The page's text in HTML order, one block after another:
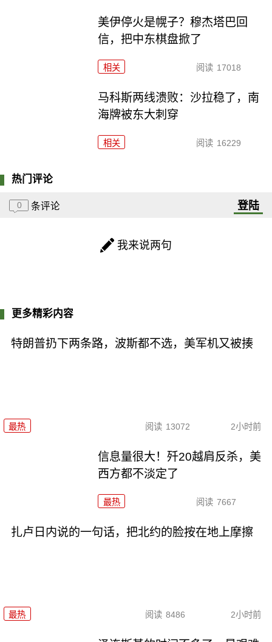
美伊停火是幌子？穆杰塔巴回
信，把中东棋盘掀了
相关 阅读 17018
马科斯两线溃败：沙拉稳了，南
海牌被东大刺穿
相关 阅读 16229
热门评论
0 条评论 登陆
我来说两句
更多精彩内容
特朗普扔下两条路，波斯都不选，美军机又被揍
最热 阅读 13072 2小时前
信息量很大！歼20越肩反杀，美
西方都不淡定了
最热 阅读 7667
扎卢日内说的一句话，把北约的脸按在地上摩擦
最热 阅读 8486 2小时前